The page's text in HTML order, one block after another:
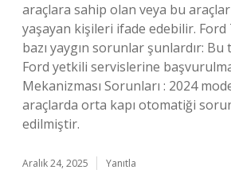
araçlara sahip olan veya bu
yaşayan kişileri ifade edebilir.
bazı yaygın sorunlar şunlardır:
Ford yetkili servislerine
Mekanizması Sorunları : 2024
araçlarda orta kapı otomatiği
edilmiştir.
Aralık 24, 2025 Yanıtla